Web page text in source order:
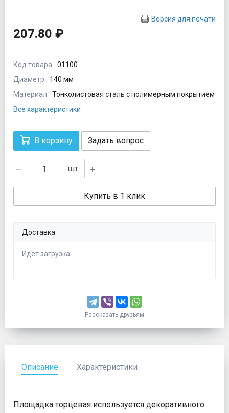
Версия для печати
207.80 ₽
Код товара: 01100
Диаметр: 140 мм
Материал: Тонколистовая сталь с полимерным покрытием
Все характеристики
В корзину Задать вопрос
шт
Купить в 1 клик
Доставка
Идёт загрузка...
Рассказать друзьям
Описание Характеристики
Площадка торцевая используется декоративного